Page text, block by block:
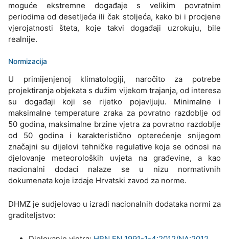
moguće ekstremne događaje s velikim povratnim
periodima od desetljeća ili čak stoljeća, kako bi i procjene
vjerojatnosti šteta, koje takvi događaji uzrokuju, bile
realnije.
Normizacija
U primijenjenoj klimatologiji, naročito za potrebe
projektiranja objekata s dužim vijekom trajanja, od interesa
su događaji koji se rijetko pojavljuju. Minimalne i
maksimalne temperature zraka za povratno razdoblje od
50 godina, maksimalne brzine vjetra za povratno razdoblje
od 50 godina i karakteristično opterećenje snijegom
značajni su dijelovi tehničke regulative koja se odnosi na
djelovanje meteoroloških uvjeta na građevine, a kao
nacionalni dodaci nalaze se u nizu normativnih
dokumenata koje izdaje Hrvatski zavod za norme.
DHMZ je sudjelovao u izradi nacionalnih dodataka normi za
graditeljstvo: